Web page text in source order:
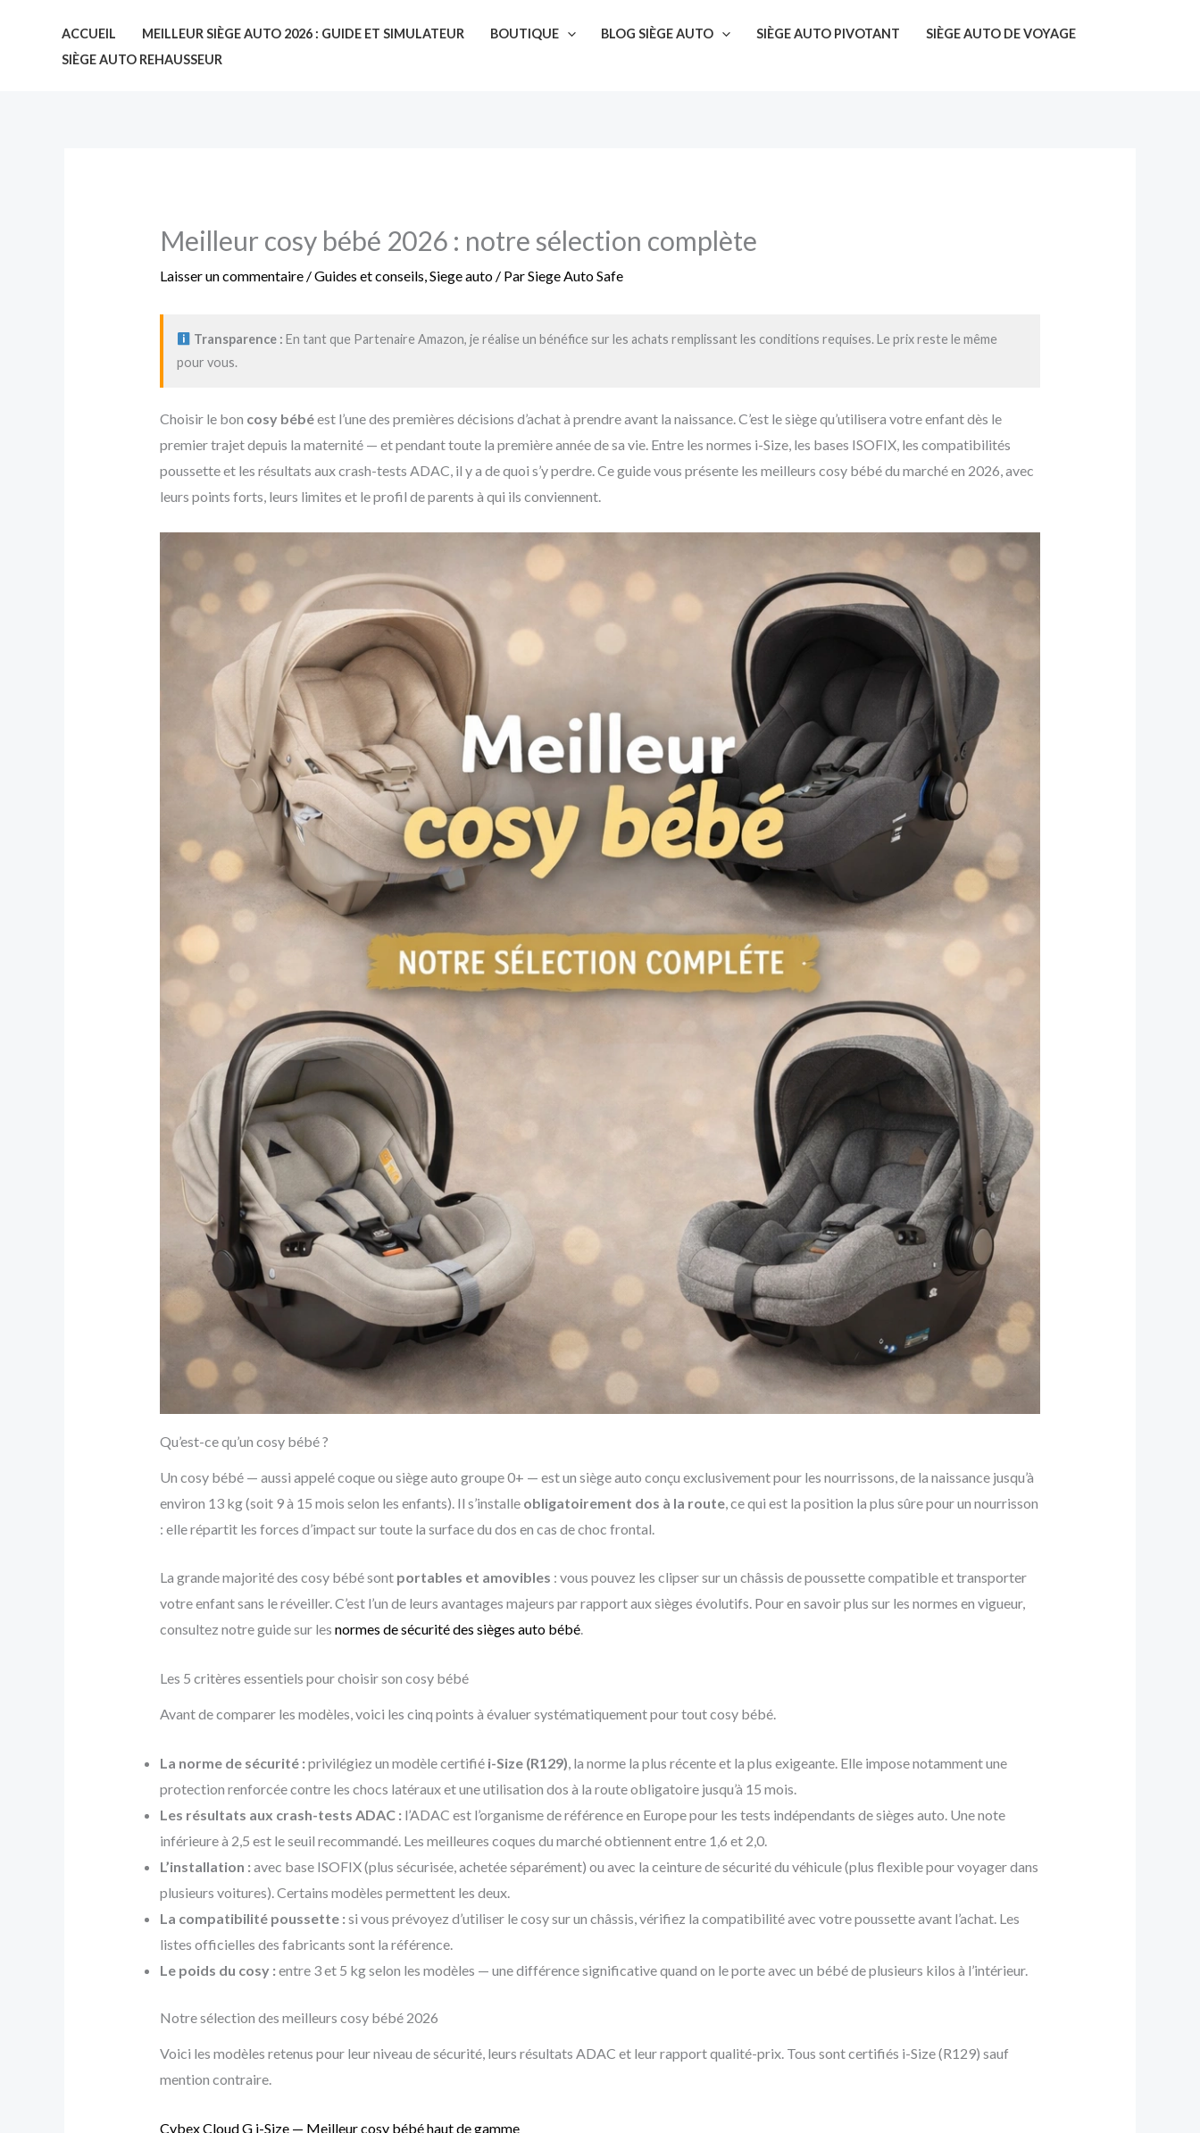
ACCUEIL MEILLEUR SIÈGE AUTO 2026 : GUIDE ET SIMULATEUR BOUTIQUE BLOG SIÈGE AUTO SIÈGE AUTO PIVOTANT
SIÈGE AUTO DE VOYAGE
SIÈGE AUTO REHAUSSEUR
Meilleur cosy bébé 2026 : notre sélection complète
Laisser un commentaire /Guides et conseils,Siege auto/ ParSiege Auto Safe
Transparence : En tant que Partenaire Amazon, je réalise un bénéfice sur les achats remplissant les conditions requises. Le prix reste le même
pour vous.
Choisir le bon cosy bébéest l’une des premières décisions d’achat à prendre avant la naissance. C’est le siège qu’utilisera votre enfant dès le
premier trajet depuis la maternité — et pendant toute la première année de sa vie. Entre les normes i-Size, les bases ISOFIX, les compatibilités
poussette et les résultats aux crash-tests ADAC, il y a de quoi s’y perdre. Ce guide vous présente les meilleurs cosy bébé du marché en 2026, avec
leurs points forts, leurs limites et le profil de parents à qui ils conviennent.
Qu’est-ce qu’un cosy bébé ?
Un cosy bébé — aussi appelé coque ou siège auto groupe 0+ — est un siège auto conçu exclusivement pour les nourrissons, de la naissance jusqu’à
environ 13 kg (soit 9 à 15 mois selon les enfants). Il s’installe obligatoirement dos à la route, ce qui est la position la plus sûre pour un nourrisson
: elle répartit les forces d’impact sur toute la surface du dos en cas de choc frontal.
La grande majorité des cosy bébé sont portables et amovibles : vous pouvez les clipser sur un châssis de poussette compatible et transporter
votre enfant sans le réveiller. C’est l’un de leurs avantages majeurs par rapport aux sièges évolutifs. Pour en savoir plus sur les normes en vigueur,
consultez notre guide sur les normes de sécurité des sièges auto bébé.
Les 5 critères essentiels pour choisir son cosy bébé
Avant de comparer les modèles, voici les cinq points à évaluer systématiquement pour tout cosy bébé.
La norme de sécurité : privilégiez un modèle certifié i-Size (R129) , la norme la plus récente et la plus exigeante. Elle impose notamment une
protection renforcée contre les chocs latéraux et une utilisation dos à la route obligatoire jusqu’à 15 mois.
Les résultats aux crash-tests ADAC : l’ADAC est l’organisme de référence en Europe pour les tests indépendants de sièges auto. Une note
inférieure à 2,5 est le seuil recommandé. Les meilleures coques du marché obtiennent entre 1,6 et 2,0.
L’installation : avec base ISOFIX (plus sécurisée, achetée séparément) ou avec la ceinture de sécurité du véhicule (plus flexible pour voyager dans
plusieurs voitures). Certains modèles permettent les deux.
La compatibilité poussette : si vous prévoyez d’utiliser le cosy sur un châssis, vérifiez la compatibilité avec votre poussette avant l’achat. Les
listes officielles des fabricants sont la référence.
Le poids du cosy : entre 3 et 5 kg selon les modèles — une différence significative quand on le porte avec un bébé de plusieurs kilos à l’intérieur.
Notre sélection des meilleurs cosy bébé 2026
Voici les modèles retenus pour leur niveau de sécurité, leurs résultats ADAC et leur rapport qualité-prix. Tous sont certifiés i-Size (R129) sauf
mention contraire.
Cybex Cloud G i-Size — Meilleur cosy bébé haut de gamme